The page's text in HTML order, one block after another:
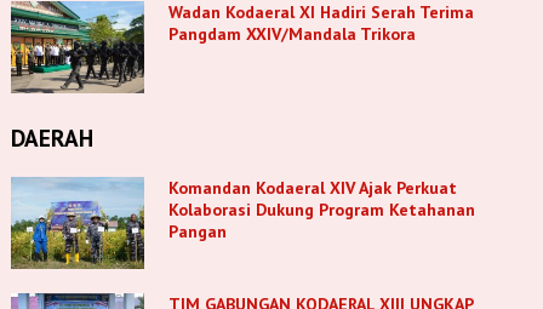
Wadan Kodaeral XI Hadiri Serah Terima
Pangdam XXIV/Mandala Trikora
DAERAH
Komandan Kodaeral XIV Ajak Perkuat
Kolaborasi Dukung Program Ketahanan
Pangan
TIM GABUNGAN KODAERAL XIII UNGKAP